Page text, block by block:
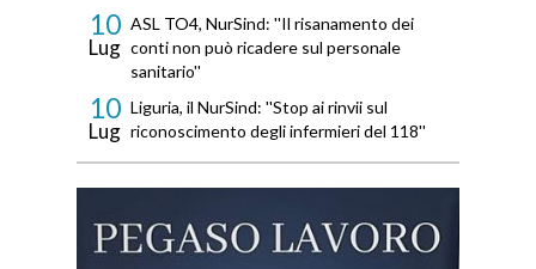
10
Lug
ASL TO4, NurSind: ''Il risanamento dei
conti non può ricadere sul personale
sanitario''
10
Lug
Liguria, il NurSind: ''Stop ai rinvii sul
riconoscimento degli infermieri del 118''